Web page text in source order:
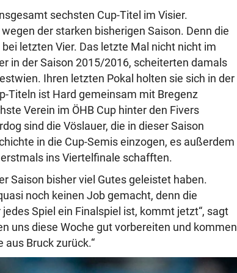
sechsten Cup-Titel im Visier.
der starken bisherigen Saison. Denn die
letzten Vier. Das letzte Mal nicht nicht im
in der Saison 2015/2016, scheiterten damals
Ihren letzten Pokal holten sie sich in der
Titeln ist Hard gemeinsam mit Bregenz
Verein im ÖHB Cup hinter den Fivers
sind die Vöslauer, die in dieser Saison
in die Cup-Semis einzogen, es außerdem
ins Viertelfinale schafften.
Saison bisher viel Gutes geleistet haben.
noch keinen Job gemacht, denn die
Spiel ein Finalspiel ist, kommt jetzt“, sagt
uns diese Woche gut vorbereiten und kommen
Bruck zurück.“